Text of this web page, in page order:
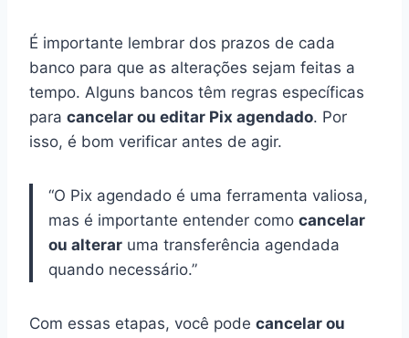
É importante lembrar dos prazos de cada
banco para que as alterações sejam feitas a
tempo. Alguns bancos têm regras específicas
para cancelar ou editar Pix agendado. Por
isso, é bom verificar antes de agir.
“O Pix agendado é uma ferramenta valiosa,
mas é importante entender como cancelar
ou alterar uma transferência agendada
quando necessário.”
Com essas etapas, você pode cancelar ou